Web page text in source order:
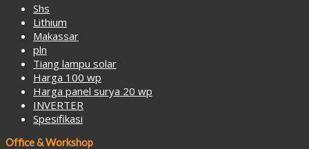
Shs
Lithium
Makassar
pln
Tiang lampu solar
Harga 100 wp
Harga panel surya 20 wp
INVERTER
Spesifikasi
Office & Workshop